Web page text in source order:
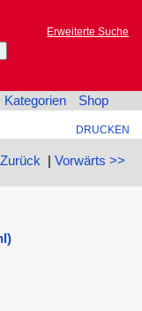
Erweiterte Suche
Kategorien Shop
DRUCKEN
| Vorwärts >>